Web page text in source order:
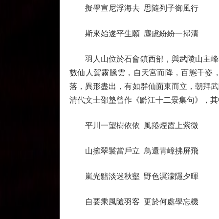
擬學宣尼浮海去 思隨列子御風行
斯來始遂平生願 塵慮紛紛一掃清
羽人山位於石會鎮西部，與武陵山主峰
數仙人駕霧騰雲，自天宮而降，百態千姿
落，異形盡出，有如群仙面東而立，朝拜
清代文士邵塾曾作《黔江十二景集句》，
平川一望樹依依 風捲煙霞上紫微
山擁翠鬟當戶立 鳥還青嶂拂屏飛
嵐光黯淡迷秋壑 野色溟濛隱夕暉
自要乘風隨羽客 更於何處學忘機